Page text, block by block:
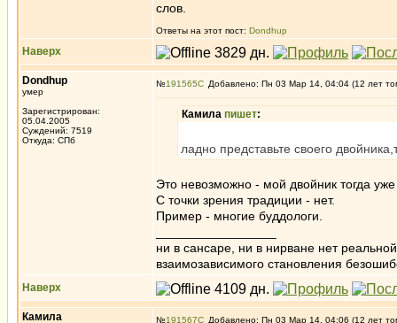
слов.
Ответы на этот пост: Dondhup
Наверх
Dondhup
умер
Зарегистрирован:
05.04.2005
Суждений: 7519
Откуда: СПб
№191565 Добавлено: Пн 03 Мар 14, 04:04 (12 лет
Камила пишет:
ладно представьте своего
Это невозможно - мой двойник тогда
С точки зрения традиции - нет.
Пример - многие буддологи.
ни в сансаре, ни в нирване нет
взаимозависимого становления
Наверх
Камила №191567 Добавлено: Пн 03 Мар 14, 04:06 (12 лет